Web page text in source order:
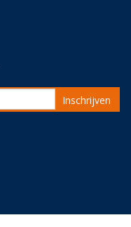
Inschrijven